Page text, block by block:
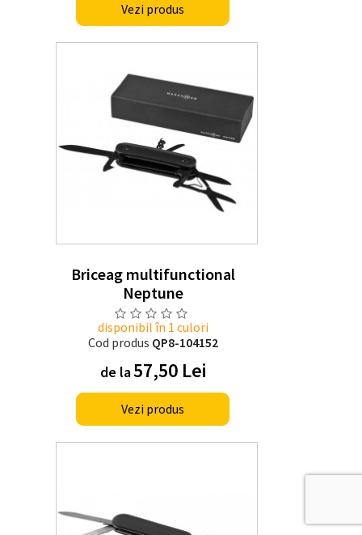
Vezi produs
Briceag multifunctional
Neptune
disponibil în 1 culori
Cod produs QP8-104152
de la57,50 Lei
Vezi produs